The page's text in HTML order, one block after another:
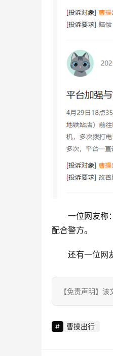
一位网友称
配合警方。
还有一位网
【免责声明】
曹操出行